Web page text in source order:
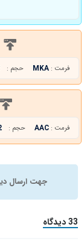
فرمت : MKA حجم :
فرمت : AAC حجم :
جهت ارسال
33 دیدگاه